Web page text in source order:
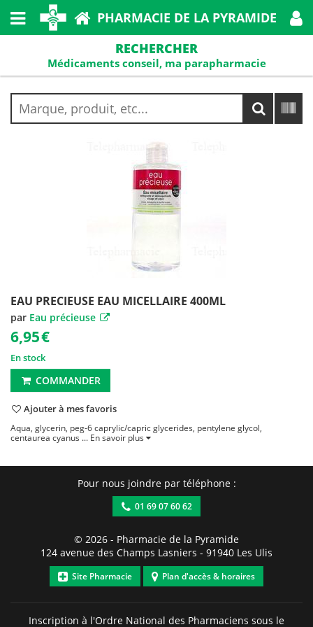
PHARMACIE DE LA PYRAMIDE
RECHERCHER
Médicaments conseil, ma parapharmacie
EAU PRECIEUSE EAU MICELLAIRE 400ML
par Eau précieuse
6,95€
En stock
COMMANDER
Ajouter à mes favoris
Aqua, glycerin, peg-6 caprylic/capric glycerides, pentylene glycol,
centaurea cyanus ... En savoir plus
Pour nous joindre par téléphone :
01 69 07 60 62
© 2026 - Pharmacie de la Pyramide
124 avenue des Champs Lasniers - 91940 Les Ulis
Site Pharmacie Plan d'accès & horaires
Inscription à l'Ordre National des Pharmaciens sous le